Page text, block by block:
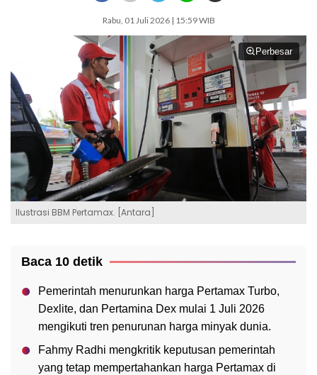
Rabu, 01 Juli 2026 | 15:59 WIB
Perbesar
Ilustrasi BBM Pertamax. [Antara]
Baca 10 detik
Pemerintah menurunkan harga Pertamax Turbo,
Dexlite, dan Pertamina Dex mulai 1 Juli 2026
mengikuti tren penurunan harga minyak dunia.
Fahmy Radhi mengkritik keputusan pemerintah
yang tetap mempertahankan harga Pertamax di